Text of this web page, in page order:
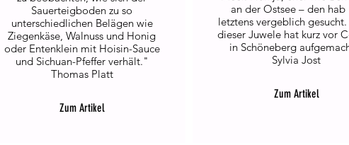
Sauerteigboden zu so
unterschiedlichen Belägen wie
Ziegenkäse, Walnuss und Honig
oder Entenklein mit Hoisin-Sauce
und Sichuan-Pfeffer verhält."
Thomas Platt
Zum Artikel
an der Ostsee – den hab
letztens vergeblich gesucht.
dieser Juwele hat kurz vor
in Schöneberg
Sylvia Jost
Zum Artikel